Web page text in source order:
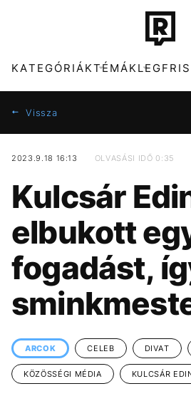
KATEGÓRIÁKTÉMÁK
ZENE
KULTÚRA ENTR
FILM + SOROZAT
SPORT
ÉLETMÓD
BESZÉLGETÉSEK
KONCERT
HŐSÉG
CELEB
MTVA DUNA
Vissza
2023.9.18 16:13 OLVASÁSI IDŐ 0:35
Kulcsár
elbukott
fogadást,
ARCOK CELEB DIVAT
KÖZÖSSÉGI MÉDIA KULCSÁR